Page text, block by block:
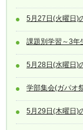
5月27日(火曜日)
課題別学習～3年
5月28日(水曜日)
学部集会(ガパオ
5月29日(木曜日)